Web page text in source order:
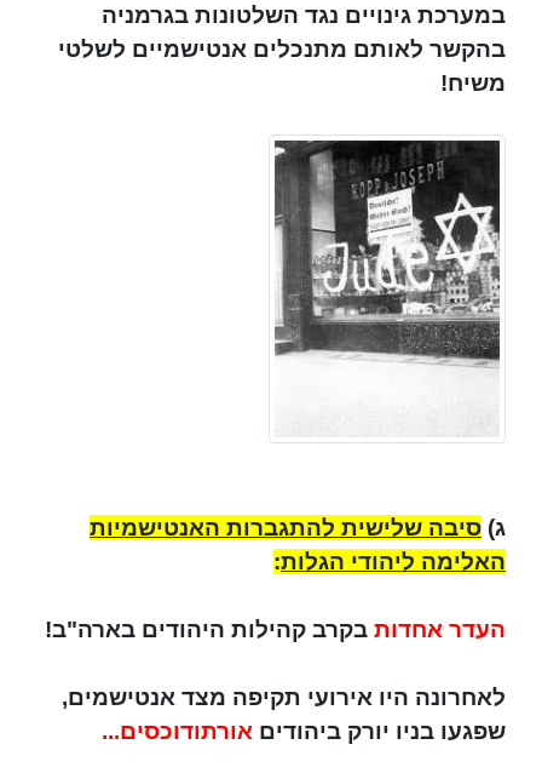
במערכת גינויים נגד השלטונות בגרמניה
בהקשר לאותם מתנכלים אנטישמיים לשלטי
משיח!
ג) סיבה שלישית להתגברות האנטישמיות
האלימה ליהודי הגלות:
העדר אחדות בקרב קהילות היהודים בארה"ב!
לאחרונה היו אירועי תקיפה מצד אנטישמים,
שפגעו בניו יורק ביהודים אורתודוכסים...